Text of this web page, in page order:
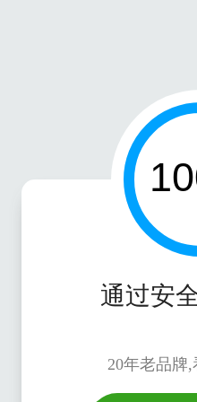
通过安
20年老品牌